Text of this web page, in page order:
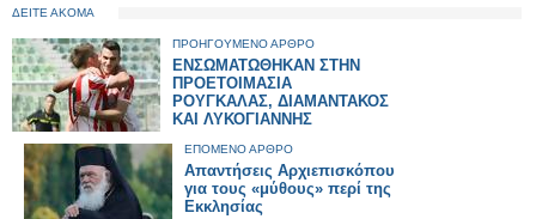
ΔΕΙΤΕ ΑΚΟΜΑ
ΠΡΟΗΓΟΥΜΕΝΟ ΑΡΘΡΟ
ΕΝΣΩΜΑΤΩΘΗΚΑΝ ΣΤΗΝ
ΠΡΟΕΤΟΙΜΑΣΙΑ
ΡΟΥΓΚΑΛΑΣ, ΔΙΑΜΑΝΤΑΚΟΣ
ΚΑΙ ΛΥΚΟΓΙΑΝΝΗΣ
ΕΠΟΜΕΝΟ ΑΡΘΡΟ
Απαντήσεις Αρχιεπισκόπου
για τους «μύθους» περί της
Εκκλησίας